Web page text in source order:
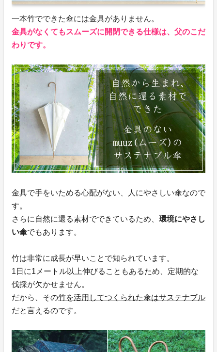
一本竹でできた傘には金具がありません。
金具がなくてもスムーズに開閉できる仕様は、父のこだ
わりです。
金具で手をいためる心配がない、人にやさしい傘なので
す。
さらに自然に還る素材でできているため、 環境にやさし
い傘でもあります。
竹は非常に成長が早いことで知られています。
1日に1メートル以上伸びることもあるため、定期的な
伐採が欠かせません。
だから、その竹を活用してつくられた傘はサステナブル
だと言えるのです。